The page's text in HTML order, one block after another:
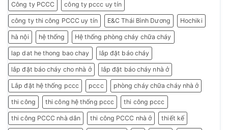
Công ty PCCC công ty pccc uy tín
công ty thi công PCCC uy tín E&C Thái Bình Dương Hochiki
hà nội hệ thống Hệ thống phòng cháy chữa cháy
lap dat he thong bao chay lắp đặt báo cháy
lắp đặt báo cháy cho nhà ở lắp đặt báo cháy nhà ở
Lắp đặt hệ thống pccc pccc phòng cháy chữa cháy nhà ở
thi công thi công hệ thống pccc thi công pccc
thi công PCCC nhà dân thi công PCCC nhà ở thiết kế